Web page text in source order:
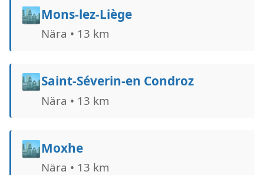
🏙️Mons-lez-Liège
Nära • 13 km
🏙️Saint-Séverin-en Condroz
Nära • 13 km
🏙️Moxhe
Nära • 13 km